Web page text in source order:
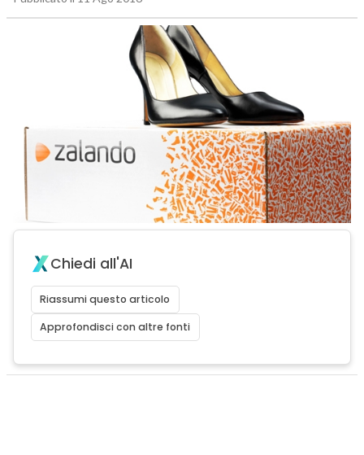
Chiedi all'AI
Riassumi questo articolo
Approfondisci con altre fonti